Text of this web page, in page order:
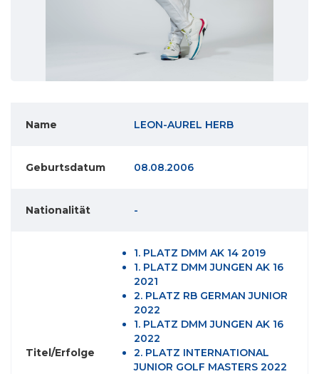
Name LEON-AUREL HERB
Geburtsdatum 08.08.2006
Nationalität -
Titel/Erfolge
1. PLATZ DMM AK 14 2019
1. PLATZ DMM JUNGEN AK 16
2021
2. PLATZ RB GERMAN JUNIOR
2022
1. PLATZ DMM JUNGEN AK 16
2022
2. PLATZ INTERNATIONAL
JUNIOR GOLF MASTERS 2022